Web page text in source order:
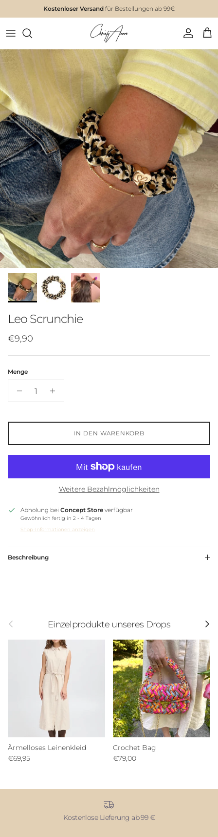
Kostenloser Versand für Bestellungen ab 99€
Leo Scrunchie
€9,90
Menge
IN DEN WARENKORB
Weitere Bezahlmöglichkeiten
Abholung bei Concept Store verfügbar
Gewöhnlich fertig in 2 - 4 Tagen
Shop-Informationen anzeigen
Beschreibung
Einzelprodukte unseres Drops
Ärmelloses Leinenkleid
€69,95
Crochet Bag
€79,00
Kostenlose Lieferung ab 99 €